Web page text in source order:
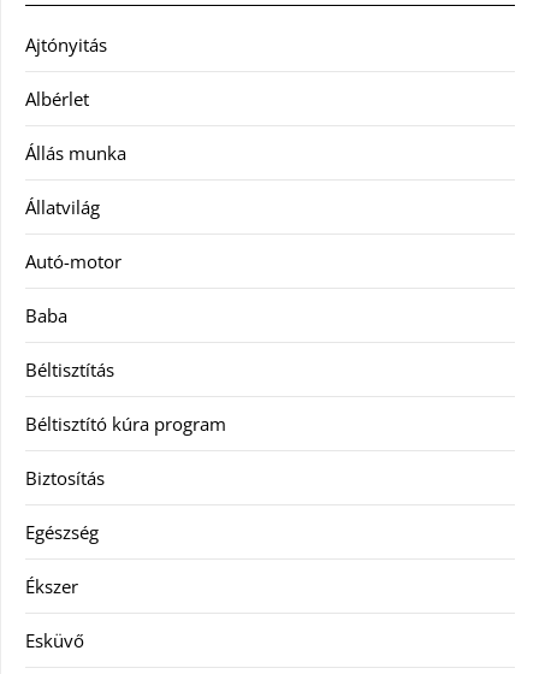
Ajtónyitás
Albérlet
Állás munka
Állatvilág
Autó-motor
Baba
Béltisztítás
Béltisztító kúra program
Biztosítás
Egészség
Ékszer
Esküvő